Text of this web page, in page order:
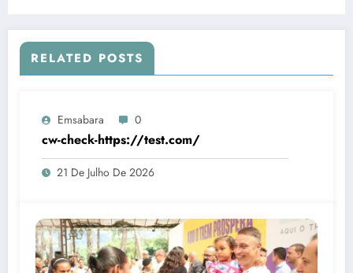
RELATED POSTS
Emsabara 0
cw-check-https://test.com/
21 De Julho De 2026